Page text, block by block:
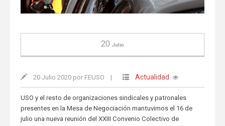
20Julio
20 Julio 2020 por FEUSO | Actualidad
USO y el resto de organizaciones sindicales y patronales
presentes en la Mesa de Negociación mantuvimos el 16 de
julio una nueva reunión del XXIII Convenio Colectivo de